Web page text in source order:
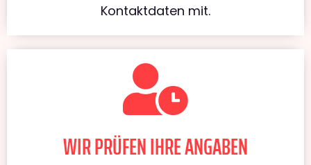
Kontaktdaten mit.
WIR PRÜFEN IHRE ANGABEN